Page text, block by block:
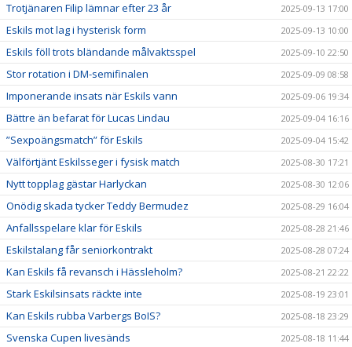
Trotjänaren Filip lämnar efter 23 år 2025-09-13 17:00
Eskils mot lag i hysterisk form 2025-09-13 10:00
Eskils föll trots bländande målvaktsspel 2025-09-10 22:50
Stor rotation i DM-semifinalen 2025-09-09 08:58
Imponerande insats när Eskils vann 2025-09-06 19:34
Bättre än befarat för Lucas Lindau 2025-09-04 16:16
”Sexpoängsmatch” för Eskils 2025-09-04 15:42
Välförtjänt Eskilsseger i fysisk match 2025-08-30 17:21
Nytt topplag gästar Harlyckan 2025-08-30 12:06
Onödig skada tycker Teddy Bermudez 2025-08-29 16:04
Anfallsspelare klar för Eskils 2025-08-28 21:46
Eskilstalang får seniorkontrakt 2025-08-28 07:24
Kan Eskils få revansch i Hässleholm? 2025-08-21 22:22
Stark Eskilsinsats räckte inte 2025-08-19 23:01
Kan Eskils rubba Varbergs BoIS? 2025-08-18 23:29
Svenska Cupen livesänds 2025-08-18 11:44